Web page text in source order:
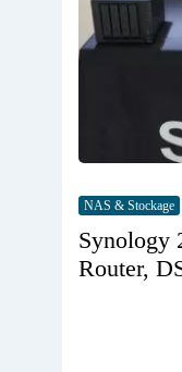
NAS & Stockage
Synology
Router,